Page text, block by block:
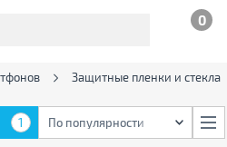
0
Защитные пленки и стекла
1 По популярности
1 По популярности